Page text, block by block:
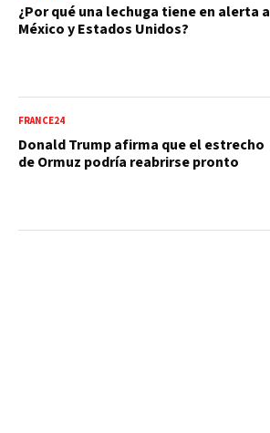
¿Por qué una lechuga tiene en alerta a
México y Estados Unidos?
FRANCE24
Donald Trump afirma que el estrecho
de Ormuz podría reabrirse pronto